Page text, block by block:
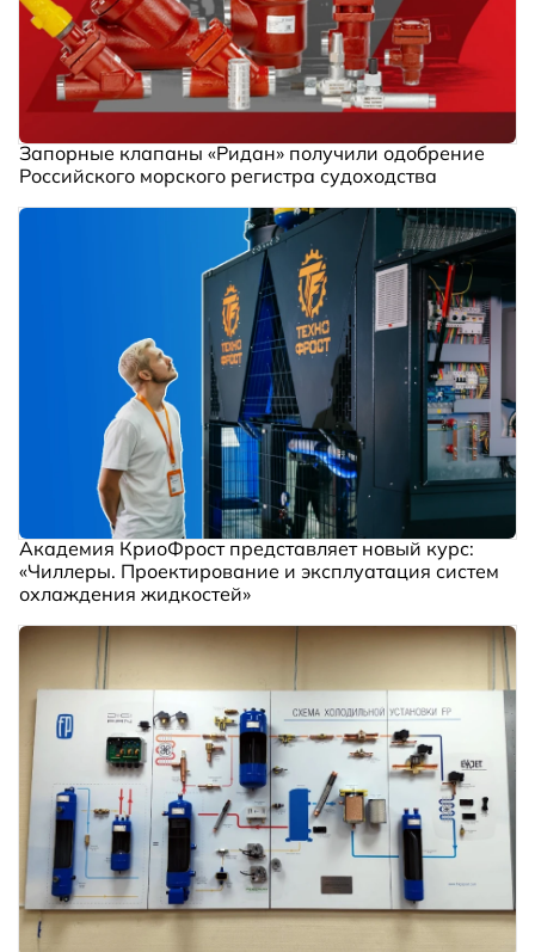
Запорные клапаны «Ридан» получили одобрение
Российского морского регистра судоходства
Академия КриоФрост представляет новый курс:
«Чиллеры. Проектирование и эксплуатация систем
охлаждения жидкостей»